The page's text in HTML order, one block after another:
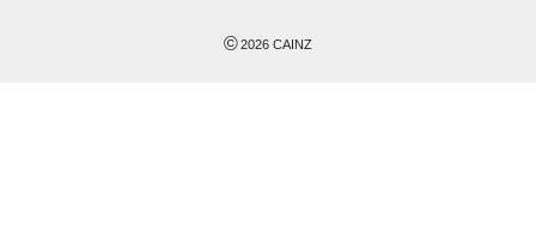
©2026 CAINZ